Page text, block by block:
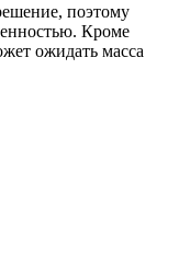
поэтому
Кроме
ожидать масса